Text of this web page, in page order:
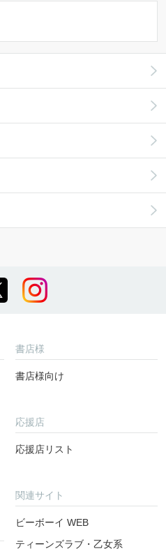
書店様
書店様向け
応援店
応援店リスト
関連サイト
ビーボーイ WEB
ティーンズラブ・乙女系